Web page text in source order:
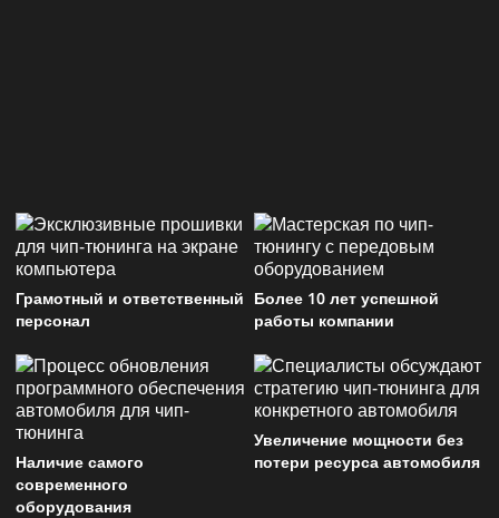
Грамотный и ответственный
персонал
Более 10 лет успешной
работы компании
Наличие самого
современного
оборудования
Увеличение мощности без
потери ресурса автомобиля